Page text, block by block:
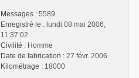
Messages : 5589
Enregistré le : lundi 08 mai 2006,
11:37:02
Civilité : Homme
Date de fabrication : 27 févr. 2006
Kilométrage : 18000